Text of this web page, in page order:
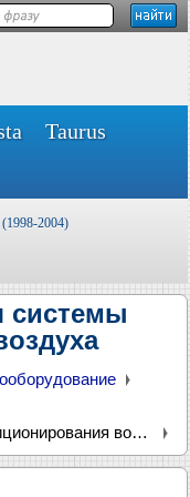
Taurus
(1998-2004)
системы
Схема 8а. Соединения системы кондиционирования воздуха